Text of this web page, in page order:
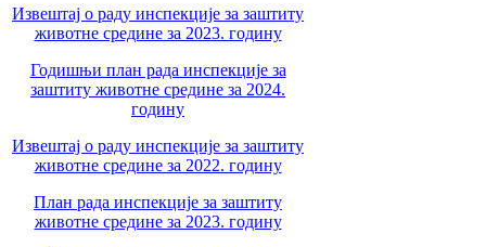
Извештај о раду инспекције за заштиту
животне средине за 2023. годину
Годишњи план рада инспекције за
заштиту животне средине за 2024.
годину
Извештај о раду инспекције за заштиту
животне средине за 2022. годину
План рада инспекције за заштиту
животне средине за 2023. годину